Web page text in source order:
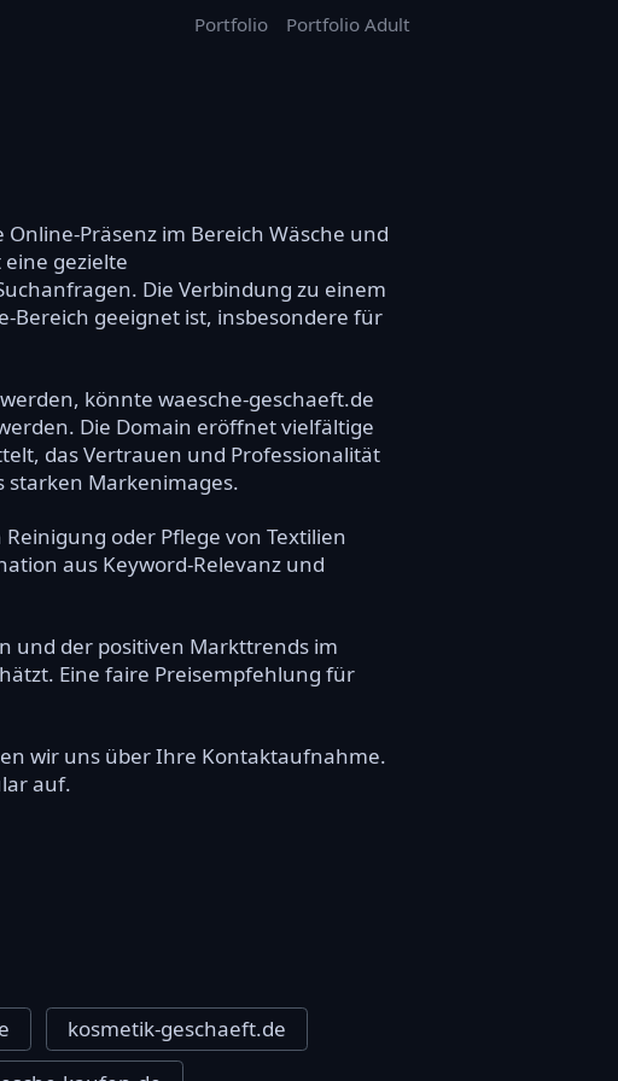
Portfolio Portfolio Adult
Präsenz im Bereich Wäsche und
gezielte
Die Verbindung zu einem
Bereich geeignet ist, insbesondere für
könnte waesche-geschaeft.de
Die Domain eröffnet vielfältige
das Vertrauen und Professionalität
starken Markenimages.
oder Pflege von Textilien
aus Keyword-Relevanz und
und der positiven Markttrends im
Eine faire Preisempfehlung für
wir uns über Ihre Kontaktaufnahme.
auf.
kosmetik-geschaeft.de